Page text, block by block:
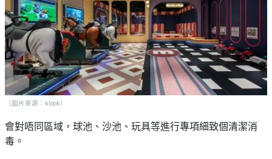
（圖片來源：klook）
會對唔同區域，球池、沙池、玩具等進行專項細致個清潔消
毒。